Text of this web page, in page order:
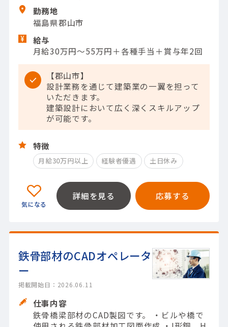
勤務地
福島県郡山市
給与
月給30万円～55万円＋各種手当＋賞与年2回
【郡山市】
設計業務を通じて建築業の一翼を担って
いただきます。
建築設計において広く深くスキルアップ
が可能です。
特徴
月給30万円以上 経験者優遇 土日休み
詳細を見る 応募する
鉄骨部材のCADオペレータ
ー
掲載開始日：2026.06.11
仕事内容
鉄骨橋梁部材のCAD製図です。 ・ビルや橋で